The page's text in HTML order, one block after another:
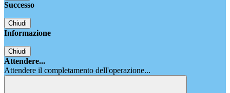
Successo
Chiudi
Informazione
Chiudi
Attendere...
Attendere il completamento dell'operazione...